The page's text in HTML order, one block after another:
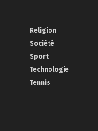
Religion
Société
Sport
Technologie
Tennis